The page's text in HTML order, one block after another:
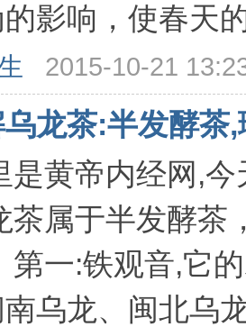
影响，使春天
2015-10-21
龙茶:半发酵茶
是黄帝内经网,
茶属于半发酵茶
第一:铁观音,它
乌龙、闽北乌